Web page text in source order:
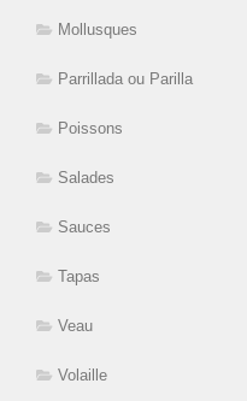
Mollusques
Parrillada ou Parilla
Poissons
Salades
Sauces
Tapas
Veau
Volaille